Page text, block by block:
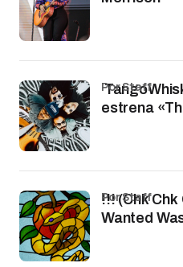
estrena
por Staff
!!! (Chk Chk
Wanted
por Staff